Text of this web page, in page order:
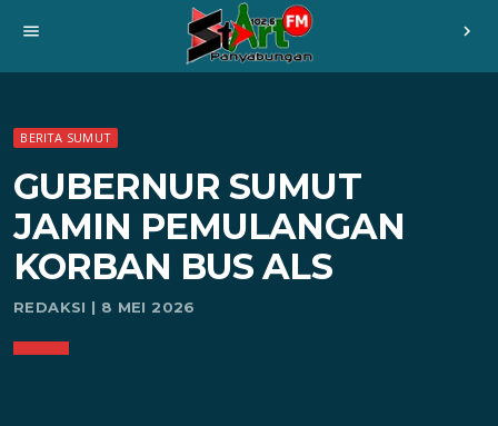
menu chevron_right
BERITA SUMUT
GUBERNUR SUMUT
JAMIN PEMULANGAN
KORBAN BUS ALS
REDAKSI | 8 MEI 2026